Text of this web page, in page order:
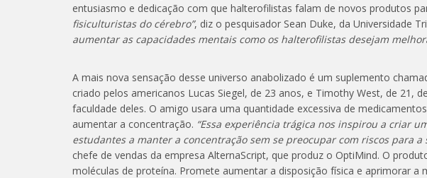
entusiasmo e dedicação com que halterofilistas falam de novos produtos
fisiculturistas do cérebro”, diz o pesquisador Sean Duke, da Universidade
aumentar as capacidades mentais como os halterofilistas desejam
A mais nova sensação desse universo anabolizado é um suplemento
criado pelos americanos Lucas Siegel, de 23 anos, e Timothy West, de 21,
faculdade deles. O amigo usara uma quantidade excessiva de
aumentar a concentração. “Essa experiência trágica nos inspirou a criar
estudantes a manter a concentração sem se preocupar com riscos para a
chefe de vendas da empresa AlternaScript, que produz o OptiMind. O
moléculas de proteína. Promete aumentar a disposição física e aprimorar a